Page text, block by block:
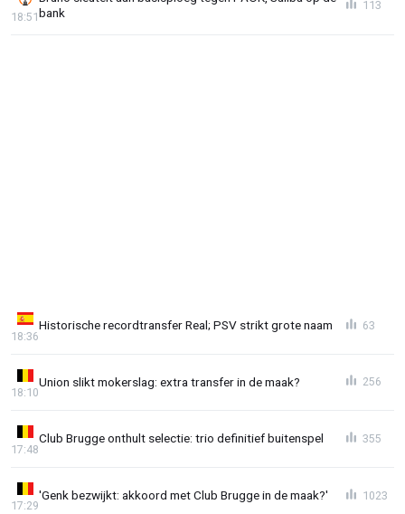
bank
18:51
113
Historische recordtransfer Real; PSV strikt grote naam
18:36
63
Union slikt mokerslag: extra transfer in de maak?
18:10
256
Club Brugge onthult selectie: trio definitief buitenspel
17:48
355
'Genk bezwijkt: akkoord met Club Brugge in de maak?'
17:29
1023